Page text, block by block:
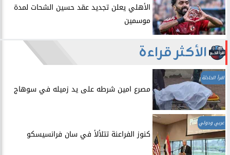
الأهلي يعلن تجديد عقد حسين الشحات لمدة
موسمين
الأكثر قراءة
اقرأ الحادثة
مصرع امين شرطه على يد زميله في سوهاج
عربي ودولي
​كنوز الفراعنة تتلألأ في سان فرانسيسكو